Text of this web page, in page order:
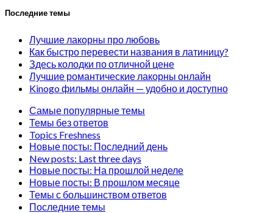
Последние темы
Лучшие лакорны про любовь
Как быстро перевести названия в латиницу?
Здесь колодки по отличной цене
Лучшие романтические лакорны онлайн
Kinogo фильмы онлайн — удобно и доступно
Самые популярные темы
Темы без ответов
Topics Freshness
Новые посты: Последний день
New posts: Last three days
Новые посты: На прошлой неделе
Новые посты: В прошлом месяце
Темы с большинством ответов
Последние темы